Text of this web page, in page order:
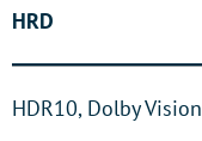
HRD
HDR10, Dolby Vision